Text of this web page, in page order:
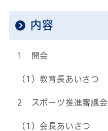
内容
1 開会
（1）教育長あいさつ
2 スポーツ推進審議会
（1）会長あいさつ